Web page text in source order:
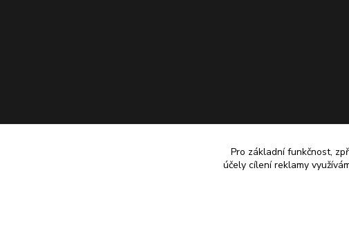
Pro základní funkčnost,
účely cílení reklamy